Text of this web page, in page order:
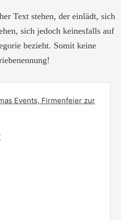
Text stehen, der einlädt, sich
sich jedoch keinesfalls auf
bezieht. Somit keine